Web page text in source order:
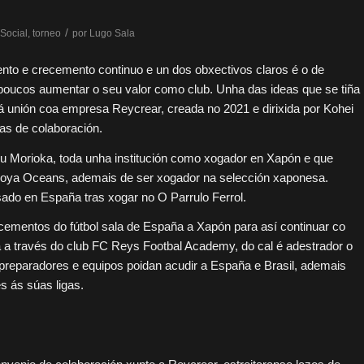
Social , torneo / por Lugo Sala
e crecemento continuo e un dos obxectivos claros é o de
aumentar o seu valor como club. Unha das ideas que se tiña
coa empresa Reycrear, creada no 2021 e dirixida por Kohei
de colaboración.
toda unha institución como xogador en Xapón e que
Oceans, ademais de ser xogador na selección xaponesa.
en España tras xogar no O Parrulo Ferrol.
do fútbol sala de España a Xapón para así continuar co
través do club FC Reys Footbal Academy, do cal é adestrador o
e equipos poidan acudir a España e Brasil, ademais
ás súas ligas.